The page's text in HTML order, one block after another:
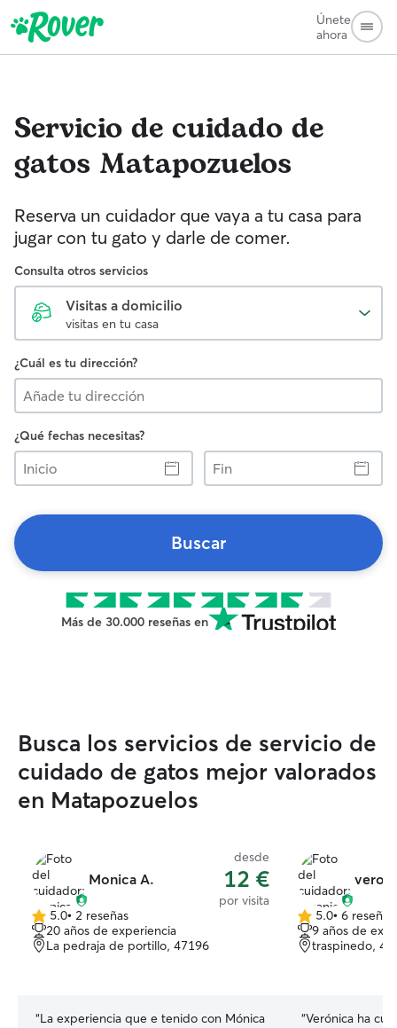
Únete
ahora
Servicio de cuidado de
gatos Matapozuelos
Reserva un cuidador que vaya a tu casa para
jugar con tu gato y darle de comer.
Consulta otros servicios
Visitas a domicilio
visitas en tu casa
¿Cuál es tu dirección?
¿Qué fechas necesitas?
Inicio
Fin
Buscar
Más de 30.000 reseñas en
Busca los servicios de servicio de
cuidado de gatos mejor valorados
en Matapozuelos
Monica A.
desde
12 €
por visita
5.0
de
5
5.0• 2 reseñas
20 años de experiencia
La pedraja de portillo, 47196
“La experiencia que e tenido con Mónica
5.0
de
5
5.0• 6 reseñas
9 años de
traspinedo,
“Verónica ha